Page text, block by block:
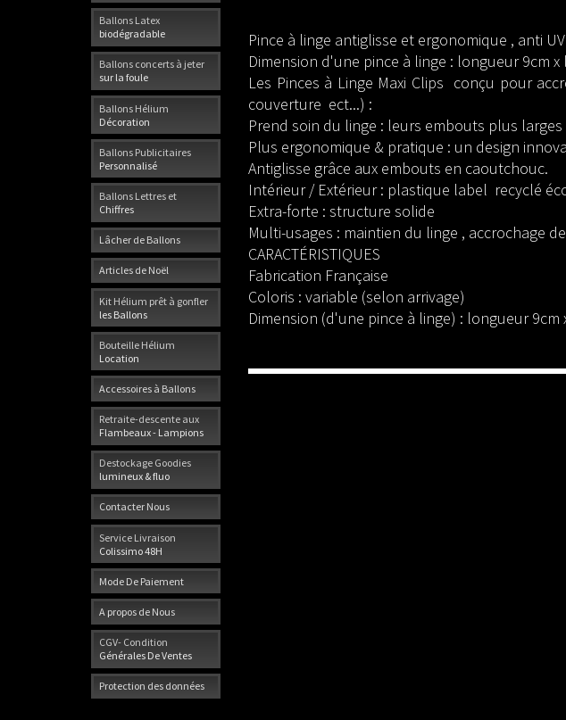
Ballons Latex
biodégradable
Ballons concerts à jeter
sur la foule
Ballons Hélium
Décoration
Ballons Publicitaires
Personnalisé
Ballons Lettres et
Chiffres
Lâcher de Ballons
Articles de Noël
Kit Hélium prêt à gonfler
les Ballons
Bouteille Hélium
Location
Accessoires à Ballons
Retraite-descente aux
Flambeaux - Lampions
Destockage Goodies
lumineux & fluo
Contacter Nous
Service Livraison
Colissimo 48H
Mode De Paiement
A propos de Nous
CGV- Condition
Générales De Ventes
Protection des données
Pince à linge antiglisse et ergonomique , anti
Dimension d'une pince à linge : longueur 9cm
Les Pinces à Linge Maxi Clips conçu pour
couverture ect...) :
Prend soin du linge : leurs embouts plus
Plus ergonomique & pratique : un design
Antiglisse grâce aux embouts en caoutchouc.
Intérieur / Extérieur : plastique label recyclé
Extra-forte : structure solide
Multi-usages : maintien du linge , accrochage
CARACTÉRISTIQUES
Fabrication Française
Coloris : variable (selon arrivage)
Dimension (d'une pince à linge) : longueur 9cm